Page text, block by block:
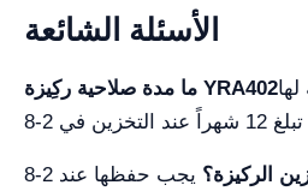
الأسئلة الشائعة
الركيزة؟
يجب حفظها عند 2-8°C